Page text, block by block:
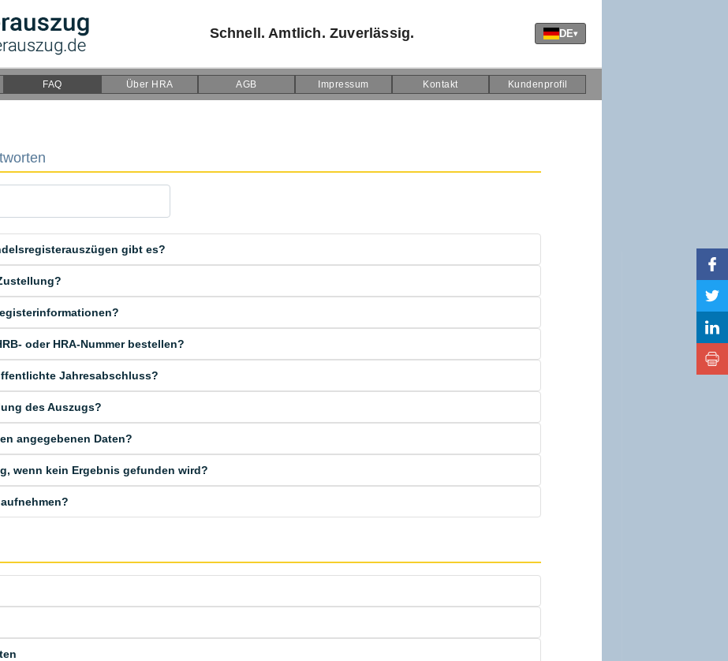
Schnell. Amtlich. Zuverlässig. DE▾
FAQ Über HRA AGB Impressum Kontakt Kundenprofil
gibt es?
oder HRA-Nummer bestellen?
Jahresabschluss?
des Auszugs?
angegebenen Daten?
wenn kein Ergebnis gefunden wird?